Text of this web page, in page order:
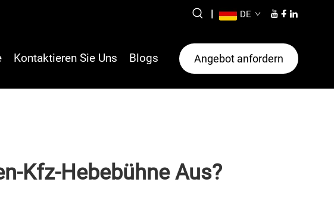
| DE
Kontaktieren Sie Uns Blogs Angebot anfordern
Kfz-Hebebühne Aus?